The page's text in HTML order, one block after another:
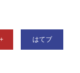
はてブ